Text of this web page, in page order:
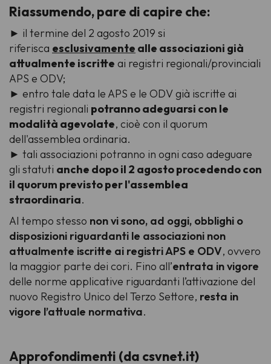
Riassumendo, pare di capire che:
► il termine del 2 agosto 2019 si
riferisca esclusivamente alle associazioni già
attualmente iscritte ai registri regionali/provinciali
APS e ODV;
► entro tale data le APS e le ODV già iscritte ai
registri regionali potranno adeguarsi con le
modalità agevolate, cioè con il quorum
dell'assemblea ordinaria.
► tali associazioni potranno in ogni caso adeguare
gli statuti anche dopo il 2 agosto procedendo con
il quorum previsto per l'assemblea
straordinaria.
Al tempo stesso non vi sono, ad oggi, obblighi o
disposizioni riguardanti le associazioni non
attualmente iscritte ai registri APS e ODV, ovvero
la maggior parte dei cori. Fino all’entrata in vigore
delle norme applicative riguardanti l’attivazione del
nuovo Registro Unico del Terzo Settore, resta in
vigore l’attuale normativa.
Approfondimenti (da csvnet.it)